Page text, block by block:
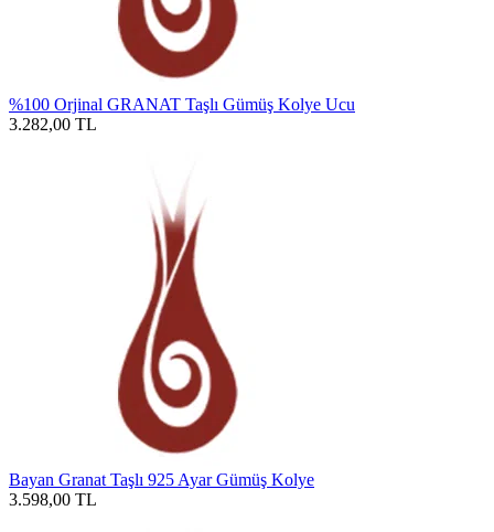
%100 Orjinal GRANAT Taşlı Gümüş Kolye Ucu
3.282,00 TL
Bayan Granat Taşlı 925 Ayar Gümüş Kolye
3.598,00 TL